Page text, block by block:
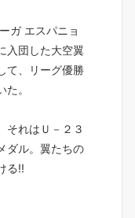
ガ エスパニョ
入団した大空翼
て、リーグ優勝
。
それはＵ－２３
ダル。翼たちの
る!!